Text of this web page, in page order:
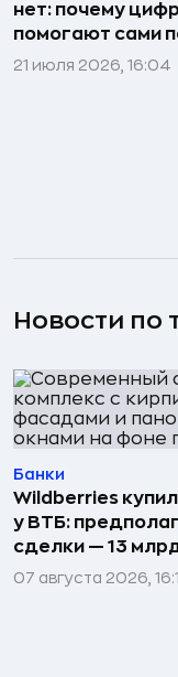
нет: почему
помогают сами
21 июля 2026, 16:04
Новости по
Банки
Wildberries
у ВТБ:
сделки — 13
07 августа 2026,